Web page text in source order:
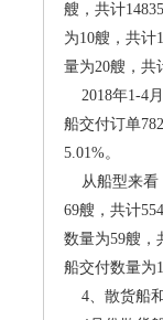
艘，共计
为10艘，共计
量为20艘，共
2018年1-4月
船交付订单
5.01%。
从船型来看
69艘，共计
数量为59艘，
船交付数量为
4、散货船